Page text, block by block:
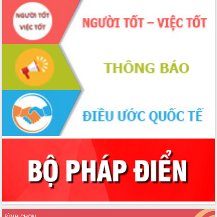
ứng để giữ vững thị trường xuất khẩu
Diễn đàn Kinh tế tư nhân Việt Nam đột
phá cơ chế - Hợp tác công tư
Đề án 06 tạo bước ngoặt đột phá trong
cải cách hành chính tỉnh Đắk Lắk
Kết nối tour, đẩy mạnh chuyển đổi số
để phát triển du lịch Đắk Lắk
Khởi động Dự án Đầu tư xây dựng hạ
tầng kỹ thuật Cụm công nghiệp Tân
Tiến
Gặp mặt các cơ quan báo chí nhân Kỷ
niệm 101 năm Ngày Báo chí Cách
mạng Việt Nam
Đắk Lắk sơ kết 4 năm triển khai thực
hiện Đề án 06 của Chính phủ
Họp báo thông tin về Hội nghị Công bố
Quy hoạch và Xúc tiến đầu tư tỉnh Đắk
giải ngân vốn khắc phục thiên tai